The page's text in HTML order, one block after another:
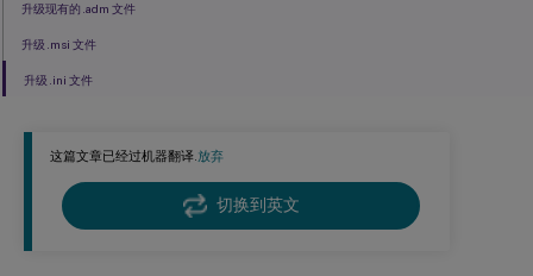
这篇文章已经过机器翻译.放弃
切换到英文
升级现有的 .adm 文件
升级 .msi 文件
升级 .ini 文件